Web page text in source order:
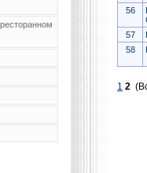
56
57
58
1 2